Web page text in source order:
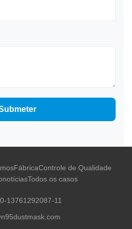
FábricaControle de Qualidade
notíciasTodos os casos
13761292087-11